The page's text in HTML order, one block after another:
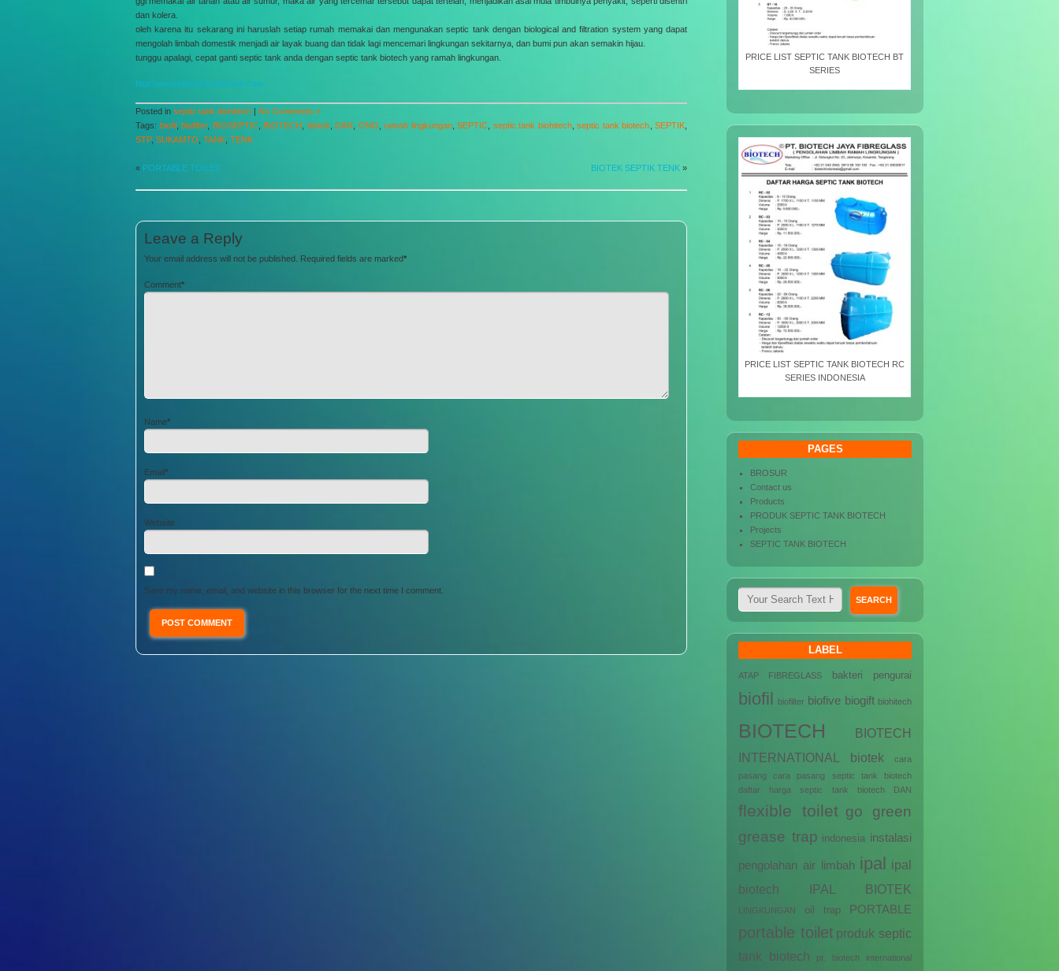
dan kolera.
oleh karena itu sekarang ini haruslah setiap rumah memakai dan mengunakan septic tank dengan biological and filtration system yang dapat
mengolah limbah domestik menjadi air layak buang dan tidak lagi mencemari lingkungan sekitarnya, dan bumi pun akan semakin hijau.
tunggu apalagi, cepat ganti septic tank anda dengan septic tank biotech yang ramah lingkungan.
http://www.biotechseptictank.com
Posted in septic tank biohitech | No Comments »
Tags: biofil,biofilter, BIOSEPTIC, BIOTECH biotek DAN ONG ,ramah lingkungan,SEPTIC septic tank biohitech,septic tank biotech ,SEPTIK
STP, SUKAMTO TANK TENK
« PORTABLE TOILET BIOTEK SEPTIK TENK »
Leave a Reply
Your email address will not be published. Required fields are marked*
Comment*
Name*
Email*
Website
Save my name, email, and website in this browser for the next time I comment.
PRICE LIST SEPTIC TANK BIOTECH BT
SERIES
PRICE LIST SEPTIC TANK BIOTECH RC
SERIES INDONESIA
PAGES
BROSUR
Contact us
Products
PRODUK SEPTIC TANK BIOTECH
Projects
SEPTIC TANK BIOTECH
LABEL
ATAP FIBREGLASS bakteri pengurai
biofil biofilter biofive biogift biohitech
BIOTECH
BIOTECH
INTERNATIONAL
biotek
cara
pasang
cara pasang septic tank biotech
daftar harga septic tank biotech
DAN
flexible toilet go green
grease trap indonesia instalasi
pengolahan air limbah ipal ipal
biotech
IPAL BIOTEK
LINGKUNGAN oil trap PORTABLE
portable toilet produk septic
tank biotech
pt. biotech international